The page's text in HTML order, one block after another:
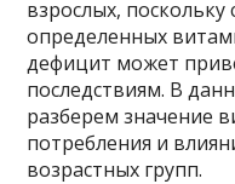
взрослых,
определенных
дефицит может
последствиям. В
разберем значение
потребления и
возрастных групп.